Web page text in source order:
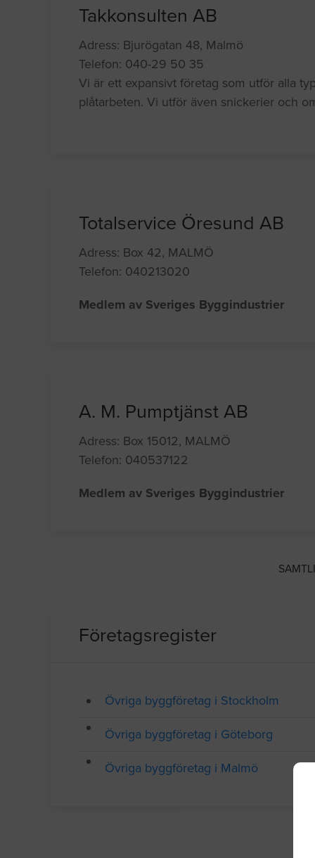
Takkonsulten AB
Adress: Bjurögatan 48, Malmö
Telefon: 040-29 50 35
Vi är ett expansivt företag som utför alla
plåtarbeten. Vi utför även snickerier och
Totalservice Öresund AB
Adress: Box 42, MALMÖ
Telefon: 040213020
Medlem av Sveriges Byggindustrier
A. M. Pumptjänst AB
Adress: Box 15012, MALMÖ
Telefon: 040537122
Medlem av Sveriges Byggindustrier
Företagsregister
Övriga byggföretag i Stockholm
Övriga byggföretag i Göteborg
Övriga byggföretag i Malmö